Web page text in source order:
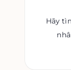
Hãy